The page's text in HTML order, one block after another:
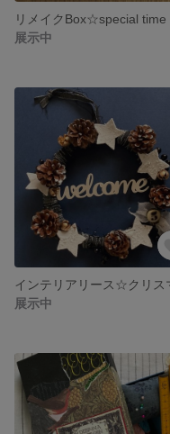
リメイクBox☆special
展示中
展示中